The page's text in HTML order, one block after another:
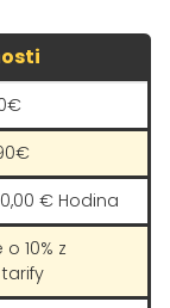
€ Hodina
10% z